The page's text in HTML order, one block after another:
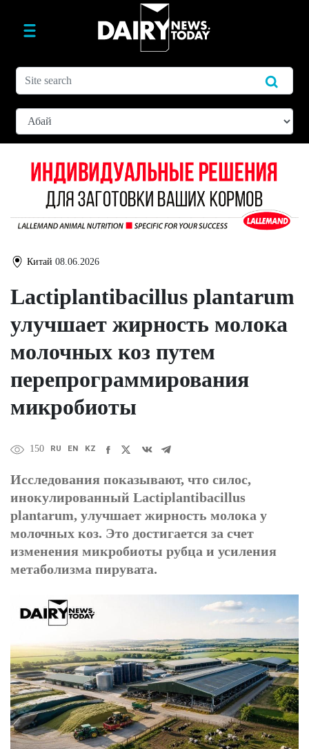
Китай 08.06.2026
Lactiplantibacillus plantarum
улучшает жирность молока
молочных коз путем
перепрограммирования
микробиоты
150 RU EN KZ
Исследования показывают, что силос,
инокулированный Lactiplantibacillus
plantarum, улучшает жирность молока у
молочных коз. Это достигается за счет
изменения микробиоты рубца и усиления
метаболизма пирувата.